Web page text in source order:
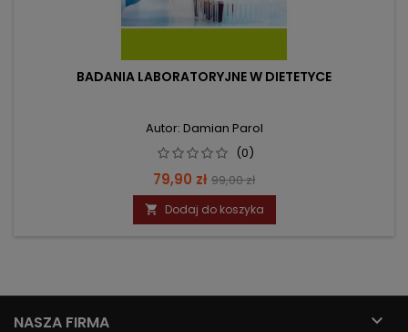
BADANIA LABORATORYJNE W DIETETYCE
Autor: Damian Parol
(0)
Cena
79,90 zł Cena
podstawowa
99,00 zł
 Dodaj do koszyka
NASZA FIRMA 